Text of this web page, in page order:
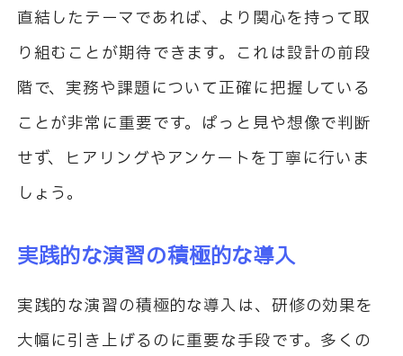
直結したテーマであれば、より関心を持って取
り組むことが期待できます。これは設計の前段
階で、実務や課題について正確に把握している
ことが非常に重要です。ぱっと見や想像で判断
せず、ヒアリングやアンケートを丁寧に行いま
しょう。
実践的な演習の積極的な導入
実践的な演習の積極的な導入は、研修の効果を
大幅に引き上げるのに重要な手段です。多くの